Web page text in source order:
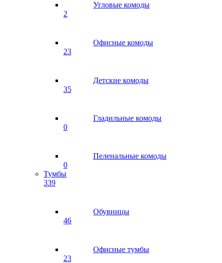
Угловые комоды
2
Офисные комоды
23
Детские комоды
35
Гладильные комоды
0
Пеленальные комоды
0
Тумбы
339
Обувницы
46
Офисные тумбы
23